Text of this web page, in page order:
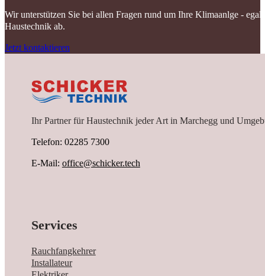
Wir unterstützen Sie bei allen Fragen rund um Ihre Klimaanlge -
Haustechnik ab.
Jetzt kontaktieren
Ihr Partner für Haustechnik jeder Art in Marchegg und
Telefon: 02285 7300
E-Mail: office@schicker.tech
Services
Rauchfangkehrer
Installateur